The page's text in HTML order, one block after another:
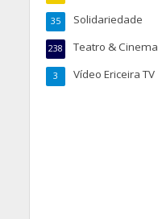
Solidariedade
35
Teatro & Cinema
238
Vídeo Ericeira TV
3